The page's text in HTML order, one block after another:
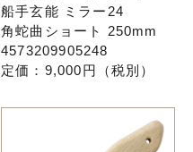
船手玄能 ミラー24
角蛇曲ショート 250mm
4573209905248
定価：9,000円（税別）